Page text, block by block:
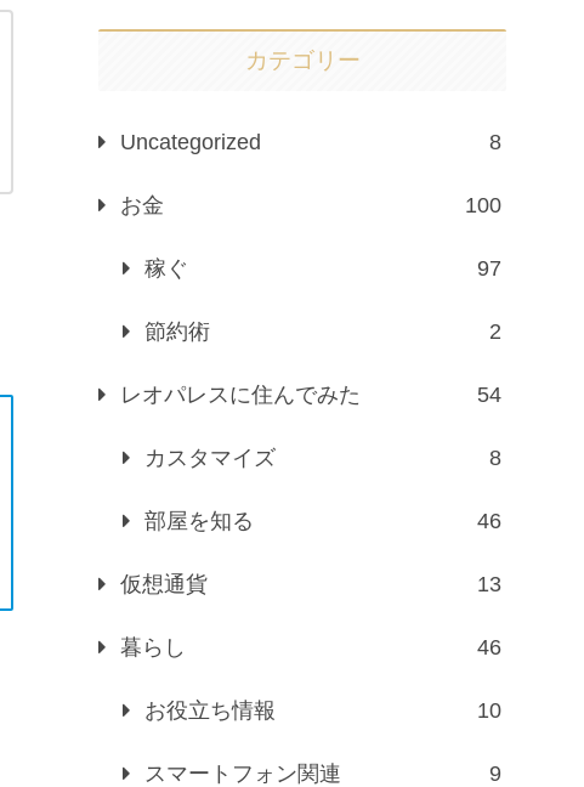
カテゴリー
Uncategorized 8
お金 100
稼ぐ 97
節約術 2
レオパレスに住んでみた 54
カスタマイズ 8
部屋を知る 46
仮想通貨 13
暮らし 46
お役立ち情報 10
スマートフォン関連 9